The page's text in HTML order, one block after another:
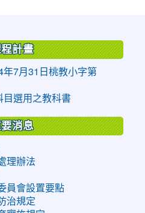
計畫
7月31日桃教小字第
目選用之教科書
消息
理辦法
員會設置要點
治規定